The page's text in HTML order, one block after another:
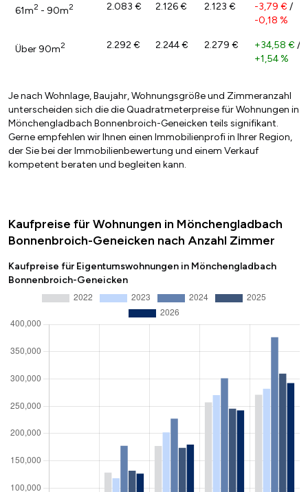
61m2 - 90m2 2.083 € 2.126 € 2.123 € -3,79 € /
-0,18 %
Über 90m2 2.292 € 2.244 € 2.279 € +34,58 € /
+1,54 %
Je nach Wohnlage, Baujahr, Wohnungsgröße und Zimmeranzahl
unterscheiden sich die die Quadratmeterpreise für Wohnungen in
Mönchengladbach Bonnenbroich-Geneicken teils signifikant.
Gerne empfehlen wir Ihnen einen Immobilienprofi in Ihrer Region,
der Sie bei der Immobilienbewertung und einem Verkauf
kompetent beraten und begleiten kann.
Kaufpreise für Wohnungen in Mönchengladbach
Bonnenbroich-Geneicken nach Anzahl Zimmer
Kaufpreise für Eigentumswohnungen in Mönchengladbach
Bonnenbroich-Geneicken